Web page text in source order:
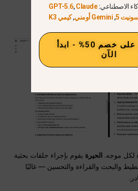
لكل موجه. الحيرة يقوم بإجراء حلقات بحثية
والبحث والقراءة والتحسين — غالبًا
الاصطناعي: GPT-5.6,Claude
5
, Gemini أومني ,كيمي K3
احصل على خصم 50% - ابدأ
الآن